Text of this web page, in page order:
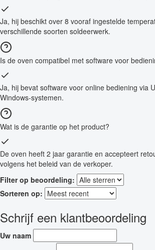
Ja, hij beschikt over 8 vooraf ingestelde
verschillende soorten soldeerwerk.
Is de oven compatibel met software voor
Ja, hij bevat software voor online bediening via
Windows-systemen.
Wat is de garantie op het product?
De oven heeft 2 jaar garantie en accepteert
volgens het beleid van de verkoper.
Filter op beoordeling:
Sorteren op:
Schrijf een klantbeoordeling
Uw naam